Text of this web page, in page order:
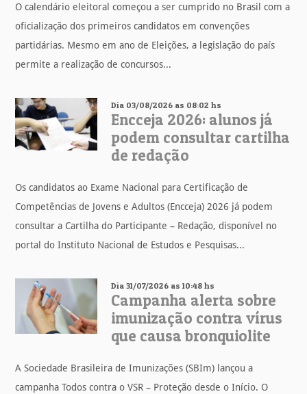
O calendário eleitoral começou a ser cumprido no Brasil com a
oficialização dos primeiros candidatos em convenções
partidárias. Mesmo em ano de Eleições, a legislação do país
permite a realização de concursos...
Dia 03/08/2026 as 08:02 hs
Encceja 2026: alunos já
podem consultar cartilha
de redação
Os candidatos ao Exame Nacional para Certificação de
Competências de Jovens e Adultos (Encceja) 2026 já podem
consultar a Cartilha do Participante – Redação, disponível no
portal do Instituto Nacional de Estudos e Pesquisas...
Dia 31/07/2026 as 10:48 hs
Campanha alerta sobre
imunização contra vírus
que causa bronquiolite
A Sociedade Brasileira de Imunizações (SBIm) lançou a
campanha Todos contra o VSR – Proteção desde o Início. O